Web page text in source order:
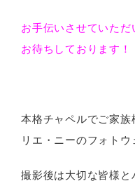
お手伝いさせていた
お待ちしております
本格チャペルでご家族
リエ・ニーのフォト
撮影後は大切な皆様